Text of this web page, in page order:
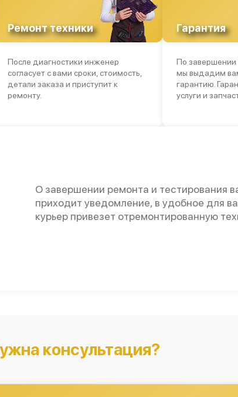
630 р
3500 р
1800 р
Ремонт техники
После диагностики инженер
согласует с вами сроки, стоимость,
детали заказа и приступит к
ремонту.
Гарантия
По завершении
мы выдадим
гарантию.
услуги и
О завершении ремонта и тестирования
приходит уведомление, в удобное для
курьер привезет отремонтированную
консультация?